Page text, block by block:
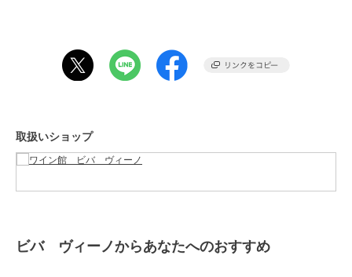
お酒
**
取扱いショップ
ビバ ヴィーノからあなたへのおすすめ